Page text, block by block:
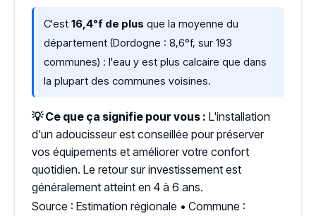
C'est 16,4°f de plus que la moyenne du
département (Dordogne : 8,6°f, sur 193
communes) : l'eau y est plus calcaire que dans
la plupart des communes voisines.
💡 Ce que ça signifie pour vous : L'installation
d'un adoucisseur est conseillée pour préserver
vos équipements et améliorer votre confort
quotidien. Le retour sur investissement est
généralement atteint en 4 à 6 ans.
Source : Estimation régionale • Commune :